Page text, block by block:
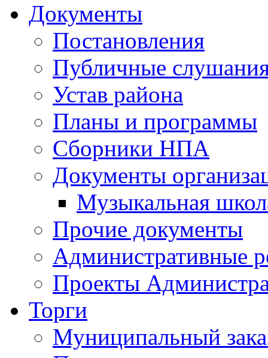
Документы
Постановления
Публичные
Устав района
Планы и программы
Сборники НПА
Документы
Музыкальная
Прочие документы
Административные
Проекты
Торги
Муниципальный